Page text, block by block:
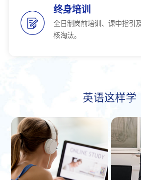
终身培训
全日制岗前培训、课中指引
核淘汰。
英语这样学